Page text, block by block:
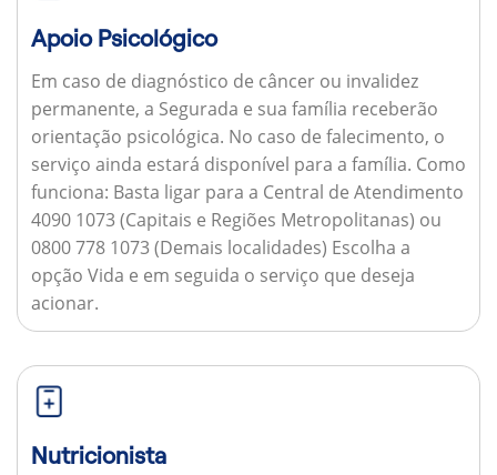
Apoio Psicológico
Em caso de diagnóstico de câncer ou invalidez
permanente, a Segurada e sua família receberão
orientação psicológica. No caso de falecimento, o
serviço ainda estará disponível para a família. Como
funciona: Basta ligar para a Central de Atendimento
4090 1073 (Capitais e Regiões Metropolitanas) ou
0800 778 1073 (Demais localidades) Escolha a
opção Vida e em seguida o serviço que deseja
acionar.
Nutricionista